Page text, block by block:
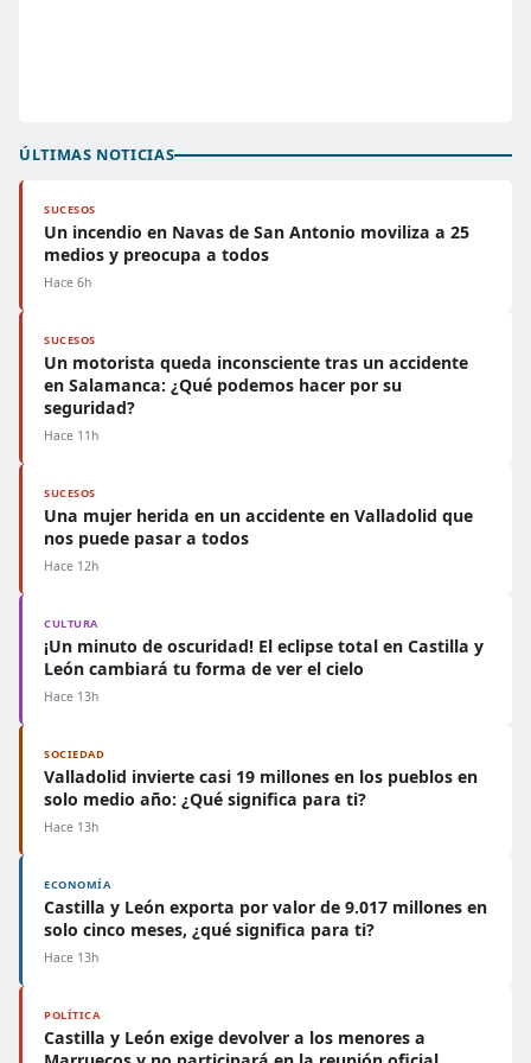
ÚLTIMAS NOTICIAS
SUCESOS
Un incendio en Navas de San Antonio moviliza a 25
medios y preocupa a todos
Hace 6h
SUCESOS
Un motorista queda inconsciente tras un accidente
en Salamanca: ¿Qué podemos hacer por su
seguridad?
Hace 11h
SUCESOS
Una mujer herida en un accidente en Valladolid que
nos puede pasar a todos
Hace 12h
CULTURA
¡Un minuto de oscuridad! El eclipse total en Castilla y
León cambiará tu forma de ver el cielo
Hace 13h
SOCIEDAD
Valladolid invierte casi 19 millones en los pueblos en
solo medio año: ¿Qué significa para ti?
Hace 13h
ECONOMÍA
Castilla y León exporta por valor de 9.017 millones en
solo cinco meses, ¿qué significa para ti?
Hace 13h
POLÍTICA
Castilla y León exige devolver a los menores a